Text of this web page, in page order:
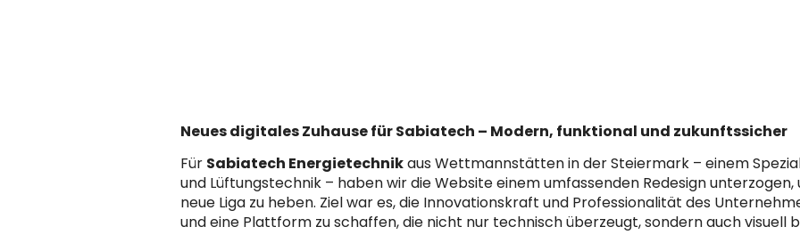
Neues digitales Zuhause für Sabiatech – Modern, funktional und zukunftssicher
Für Sabiatech Energietechnikaus Wettmannstätten in der Steiermark – einem
und Lüftungstechnik – haben wir die Website einem umfassenden Redesign
neue Liga zu heben. Ziel war es, die Innovationskraft und Professionalität des
und eine Plattform zu schaffen, die nicht nur technisch überzeugt, sondern auch visuell